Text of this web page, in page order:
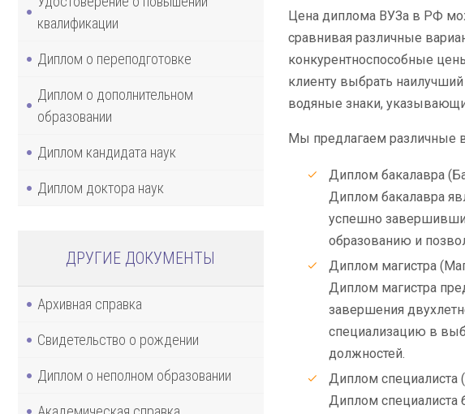
квалификации
Диплом о переподготовке
Диплом о дополнительном
образовании
Диплом кандидата наук
Диплом доктора наук
ДРУГИЕ ДОКУМЕНТЫ
Архивная справка
Свидетельство о рождении
Диплом о неполном образовании
Цена диплома ВУЗа в РФ
сравнивая различные
конкурентноспособные
клиенту выбрать
водяные знаки,
Мы предлагаем различные
Диплом бакалавра
Диплом бакалавра
успешно
образованию и
Диплом магистра
Диплом магистра
завершения
специализацию в
должностей.
Диплом специалиста
Диплом специалиста